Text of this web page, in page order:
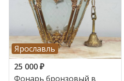
Ярославль
25 000₽
Фонарь бронзовый в